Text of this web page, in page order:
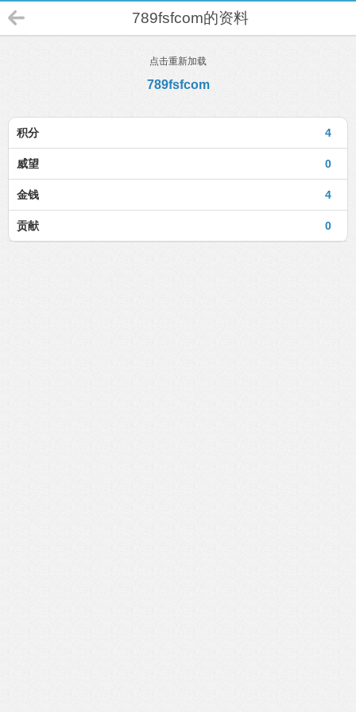
789fsfcom的资料
点击重新加载
789fsfcom
4
积分
0
威望
4
金钱
0
贡献